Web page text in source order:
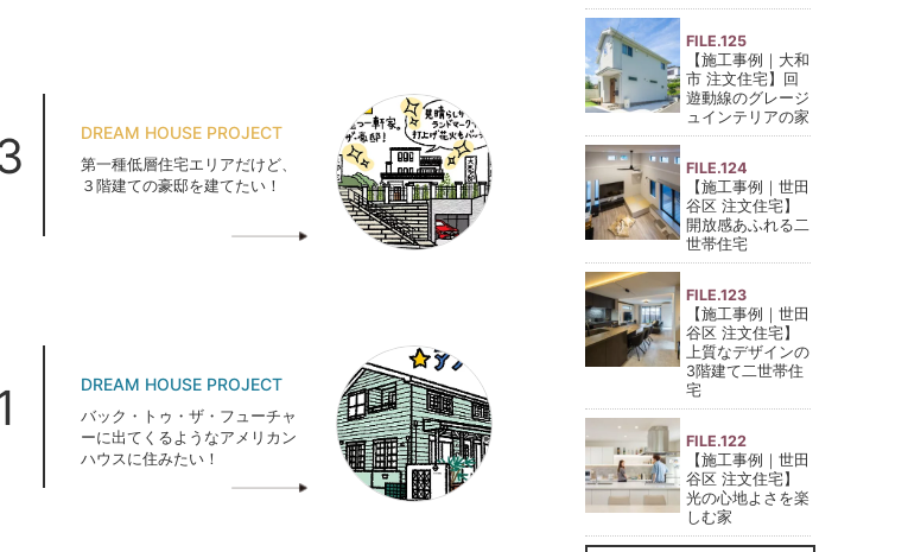
DREAM HOUSE PROJECT
第一種低層住宅エリアだけど、
３階建ての豪邸を建てたい！
DREAM HOUSE PROJECT
バック・トゥ・ザ・フューチャ
ーに出てくるようなアメリカン
ハウスに住みたい！
FILE.125
【施工事例｜大和
市 注文住宅】回
遊動線のグレージ
ュインテリアの家
FILE.124
【施工事例｜世田
谷区 注文住宅】
開放感あふれる二
世帯住宅
FILE.123
【施工事例｜世田
谷区 注文住宅】
上質なデザインの
3階建て二世帯住
宅
FILE.122
【施工事例｜世田
谷区 注文住宅】
光の心地よさを楽
しむ家